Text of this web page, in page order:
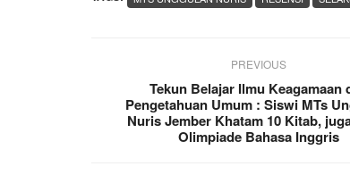
PREVIOUS
Tekun Belajar Ilmu Keagamaan
Pengetahuan Umum : Siswi MTs
Nuris Jember Khatam 10 Kitab,
Olimpiade Bahasa Inggris